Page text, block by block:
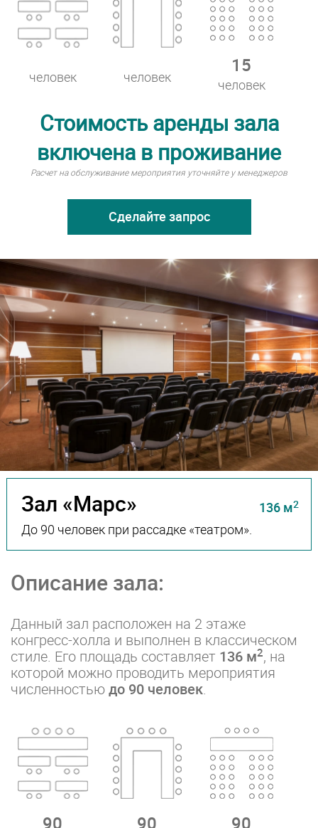
человек человек
15
человек
Стоимость аренды зала
включена в проживание
Расчет на обслуживание мероприятия уточняйте у менеджеров
Сделайте запрос
Зал «Марс» 136 м2
До 90 человек при рассадке «театром».
Описание зала:
Данный зал расположен на 2 этаже
конгресс-холла и выполнен в классическом
стиле. Его площадь составляет 136 м2, на
которой можно проводить мероприятия
численностьюдо 90 человек.
90 90 90